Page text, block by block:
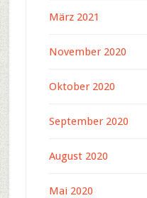
März 2021
November 2020
Oktober 2020
September 2020
August 2020
Mai 2020